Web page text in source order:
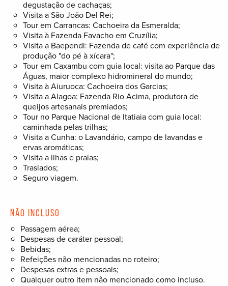
degustação de cachaças;
Visita a São João Del Rei;
Tour em Carrancas: Cachoeira da Esmeralda;
Visita à Fazenda Favacho em Cruzília;
Visita a Baependi: Fazenda de café com experiência de
produção "do pé à xícara";
Tour em Caxambu com guia local: visita ao Parque das
Águas, maior complexo hidromineral do mundo;
Visita à Aiuruoca: Cachoeira dos Garcias;
Visita a Alagoa: Fazenda Rio Acima, produtora de
queijos artesanais premiados;
Tour no Parque Nacional de Itatiaia com guia local:
caminhada pelas trilhas;
Visita a Cunha: o Lavandário, campo de lavandas e
ervas aromáticas;
Visita a ilhas e praias;
Traslados;
Seguro viagem.
Não incluso
Passagem aérea;
Despesas de caráter pessoal;
Bebidas;
Refeições não mencionadas no roteiro;
Despesas extras e pessoais;
Qualquer outro item não mencionado como incluso.